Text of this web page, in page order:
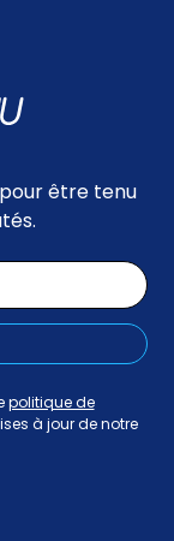
être tenu
politique de
à jour de notre